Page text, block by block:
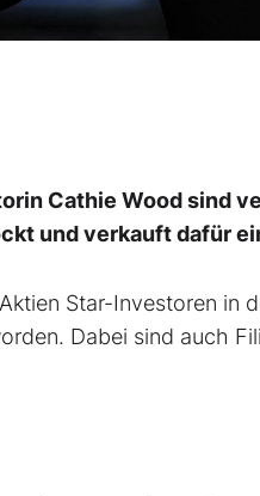
Cathie Wood sind
und verkauft dafür
Star-Investoren in
Dabei sind auch